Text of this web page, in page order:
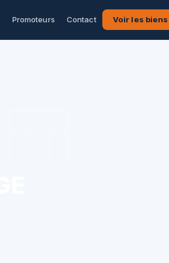
Promoteurs Contact Voir les biens